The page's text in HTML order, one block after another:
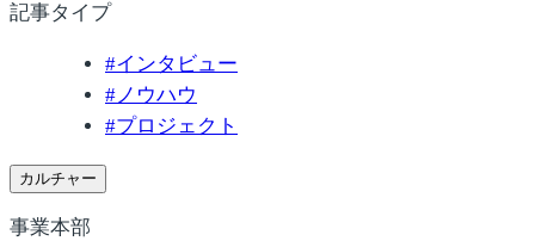
記事タイプ
#インタビュー
#ノウハウ
#プロジェクト
カルチャー
事業本部